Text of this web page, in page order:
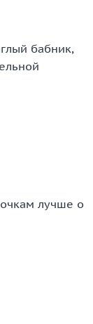
бабник,
лучше о